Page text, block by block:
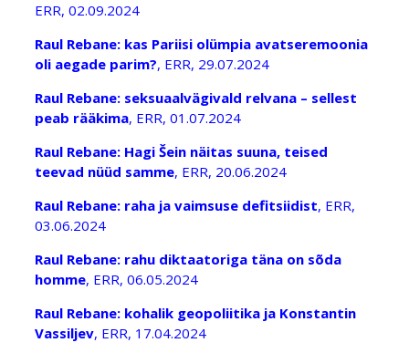
ERR, 02.09.2024
Raul Rebane: kas Pariisi olümpia avatseremoonia
oli aegade parim?, ERR, 29.07.2024
Raul Rebane: seksuaalvägivald relvana – sellest
peab rääkima, ERR, 01.07.2024
Raul Rebane: Hagi Šein näitas suuna, teised
teevad nüüd samme, ERR, 20.06.2024
Raul Rebane: raha ja vaimsuse defitsiidist, ERR,
03.06.2024
Raul Rebane: rahu diktaatoriga täna on sõda
homme, ERR, 06.05.2024
Raul Rebane: kohalik geopoliitika ja Konstantin
Vassiljev, ERR, 17.04.2024